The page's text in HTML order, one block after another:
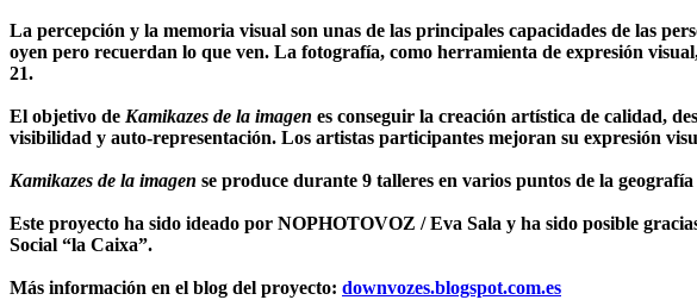
La percepción y la memoria visual son unas de las principales capacidades de las
oyen pero recuerdan lo que ven. La fotografía, como herramienta de expresión
21.
El objetivo de Kamikazes de la imagen es conseguir la creación artística de calidad,
visibilidad y auto-representación. Los artistas participantes mejoran su expresión
Kamikazes de la imagen se produce durante 9 talleres en varios puntos de la
Este proyecto ha sido ideado por NOPHOTOVOZ / Eva Sala y ha sido posible
Social “la Caixa”.
Más información en el blog del proyecto: downvozes.blogspot.com.es